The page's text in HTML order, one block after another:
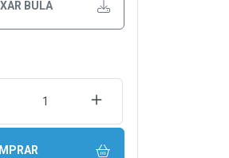
BULA
UMA UNIDADEAUMENTAR UMA